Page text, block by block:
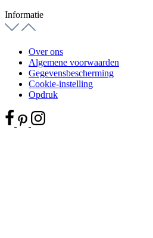
Informatie
Over ons
Algemene voorwaarden
Gegevensbescherming
Cookie-instelling
Opdruk